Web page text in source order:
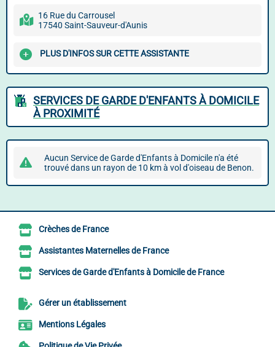
16 Rue du Carrousel
17540 Saint-Sauveur-d'Aunis
PLUS D'INFOS SUR CETTE ASSISTANTE
SERVICES DE GARDE D'ENFANTS À DOMICILE
À PROXIMITÉ
Aucun Service de Garde d'Enfants à Domicile n'a été
trouvé dans un rayon de 10 km à vol d'oiseau de Benon.
Crèches de France
Assistantes Maternelles de France
Services de Garde d'Enfants à Domicile de France
Gérer un établissement
Mentions Légales